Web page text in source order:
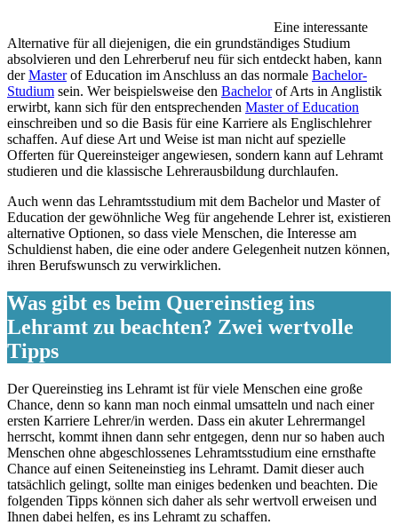
Eine interessante
Alternative für all diejenigen, die ein grundständiges Studium
absolvieren und den Lehrerberuf neu für sich entdeckt haben, kann
derMasterof Education im Anschluss an das normale Bachelor-
Studium sein. Wer beispielsweise den Bachelorof Arts in Anglistik
erwirbt, kann sich für den entsprechenden Master of Education
einschreiben und so die Basis für eine Karriere als Englischlehrer
schaffen. Auf diese Art und Weise ist man nicht auf spezielle
Offerten für Quereinsteiger angewiesen, sondern kann auf Lehramt
studieren und die klassische Lehrerausbildung durchlaufen.
Auch wenn das Lehramtsstudium mit dem Bachelor und Master of
Education der gewöhnliche Weg für angehende Lehrer ist, existieren
alternative Optionen, so dass viele Menschen, die Interesse am
Schuldienst haben, die eine oder andere Gelegenheit nutzen können,
ihren Berufswunsch zu verwirklichen.
Was gibt es beim Quereinstieg ins
Lehramt zu beachten? Zwei wertvolle
Tipps
Der Quereinstieg ins Lehramt ist für viele Menschen eine große
Chance, denn so kann man noch einmal umsatteln und nach einer
ersten Karriere Lehrer/in werden. Dass ein akuter Lehrermangel
herrscht, kommt ihnen dann sehr entgegen, denn nur so haben auch
Menschen ohne abgeschlossenes Lehramtsstudium eine ernsthafte
Chance auf einen Seiteneinstieg ins Lehramt. Damit dieser auch
tatsächlich gelingt, sollte man einiges bedenken und beachten. Die
folgenden Tipps können sich daher als sehr wertvoll erweisen und
Ihnen dabei helfen, es ins Lehramt zu schaffen.